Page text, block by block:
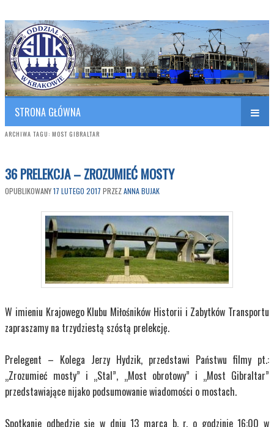
SITK RP Oddział w KRAKOWIE
Polish Association of Engineers & Technicians of Transportation
STRONA GŁÓWNA
ARCHIWA TAGU: MOST GIBRALTAR
36 PRELEKCJA – ZROZUMIEĆ MOSTY
OPUBLIKOWANY17 LUTEGO 2017 PRZEZANNA BUJAK
W imieniu Krajowego Klubu Miłośników Historii i Zabytków Transportu
zapraszamy na trzydziestą szóstą prelekcję.
Prelegent – Kolega Jerzy Hydzik, przedstawi Państwu filmy pt.:
„Zrozumieć mosty” i „Stal”, „Most obrotowy” i „Most Gibraltar”
przedstawiające nijako podsumowanie wiadomości o mostach.
Spotkanie odbędzie się w dniu 13 marca b. r. o godzinie 16:00 w